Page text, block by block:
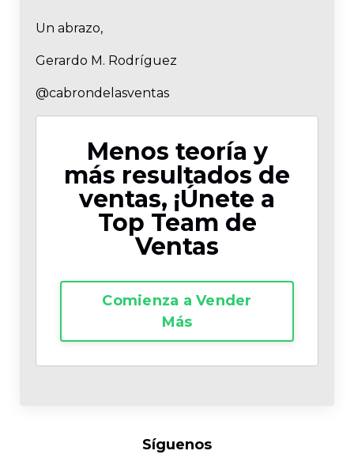
Un abrazo,
Gerardo M. Rodríguez
@cabrondelasventas
Menos teoría y
más resultados de
ventas, ¡Únete a
Top Team de
Ventas
Comienza a Vender
Más
Síguenos